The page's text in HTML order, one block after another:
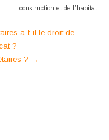
construction et de l’habitat
a-t-il le droit de
?
? →